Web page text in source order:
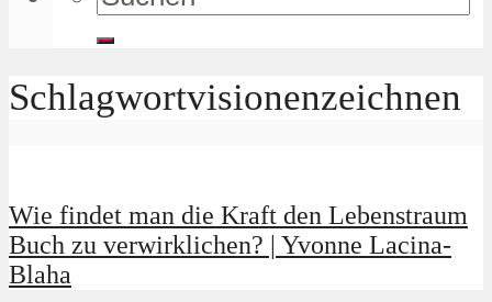
Schlagwortvisionenzeichnen
Wie findet man die Kraft den Lebenstraum
Buch zu verwirklichen? | Yvonne Lacina-
Blaha